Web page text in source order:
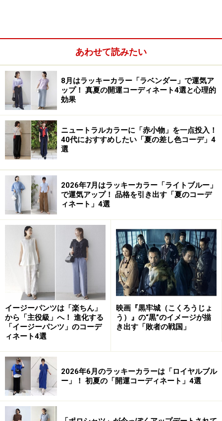
明るい暖色系は、太って見える
左から、シェルベージュとダークネイビー (グーコミュー
ン)GOUT COMMUN レーヨンナイロン両Vリブニット
大きさもデザインも同じニットを比較してみましょう。
ダークネイビーに比べると、シェルベージュのほうが膨
張して見えます。このように、色によって大きく見えた
り、小さく見える「大きさの知覚」の現象のことを、
「膨張色」「収縮色」と呼びます。膨張色と収縮色は、
主に明度に関係があり、一般に明るい色のほうが暗い色
より大きく見えます。
暗い寒色系は、控えめに見える
あわせて読みたい
8月はラッキーカラー「ラベンダー」で運気ア
ップ！ 真夏の開運コーディネート4選と心理的
効果
ニュートラルカラーに「赤小物」を一点投入！
40代におすすめしたい「夏の差し色コーデ」4
選
2026年7月はラッキーカラー「ライトブルー」
で運気アップ！ 品格を引き出す「夏のコーデ
ィネート」4選
イージーパンツは「楽ちん」
から「主役級」へ！ 進化する
「イージーパンツ」のコーデ
ィネート4選
映画『黒牢城（こくろうじょ
う）』の“黒”のイメージが描
き出す「敗者の戦国」
2026年6月のラッキーカラーは「ロイヤルブル
ー」！ 初夏の「開運コーディネート」4選